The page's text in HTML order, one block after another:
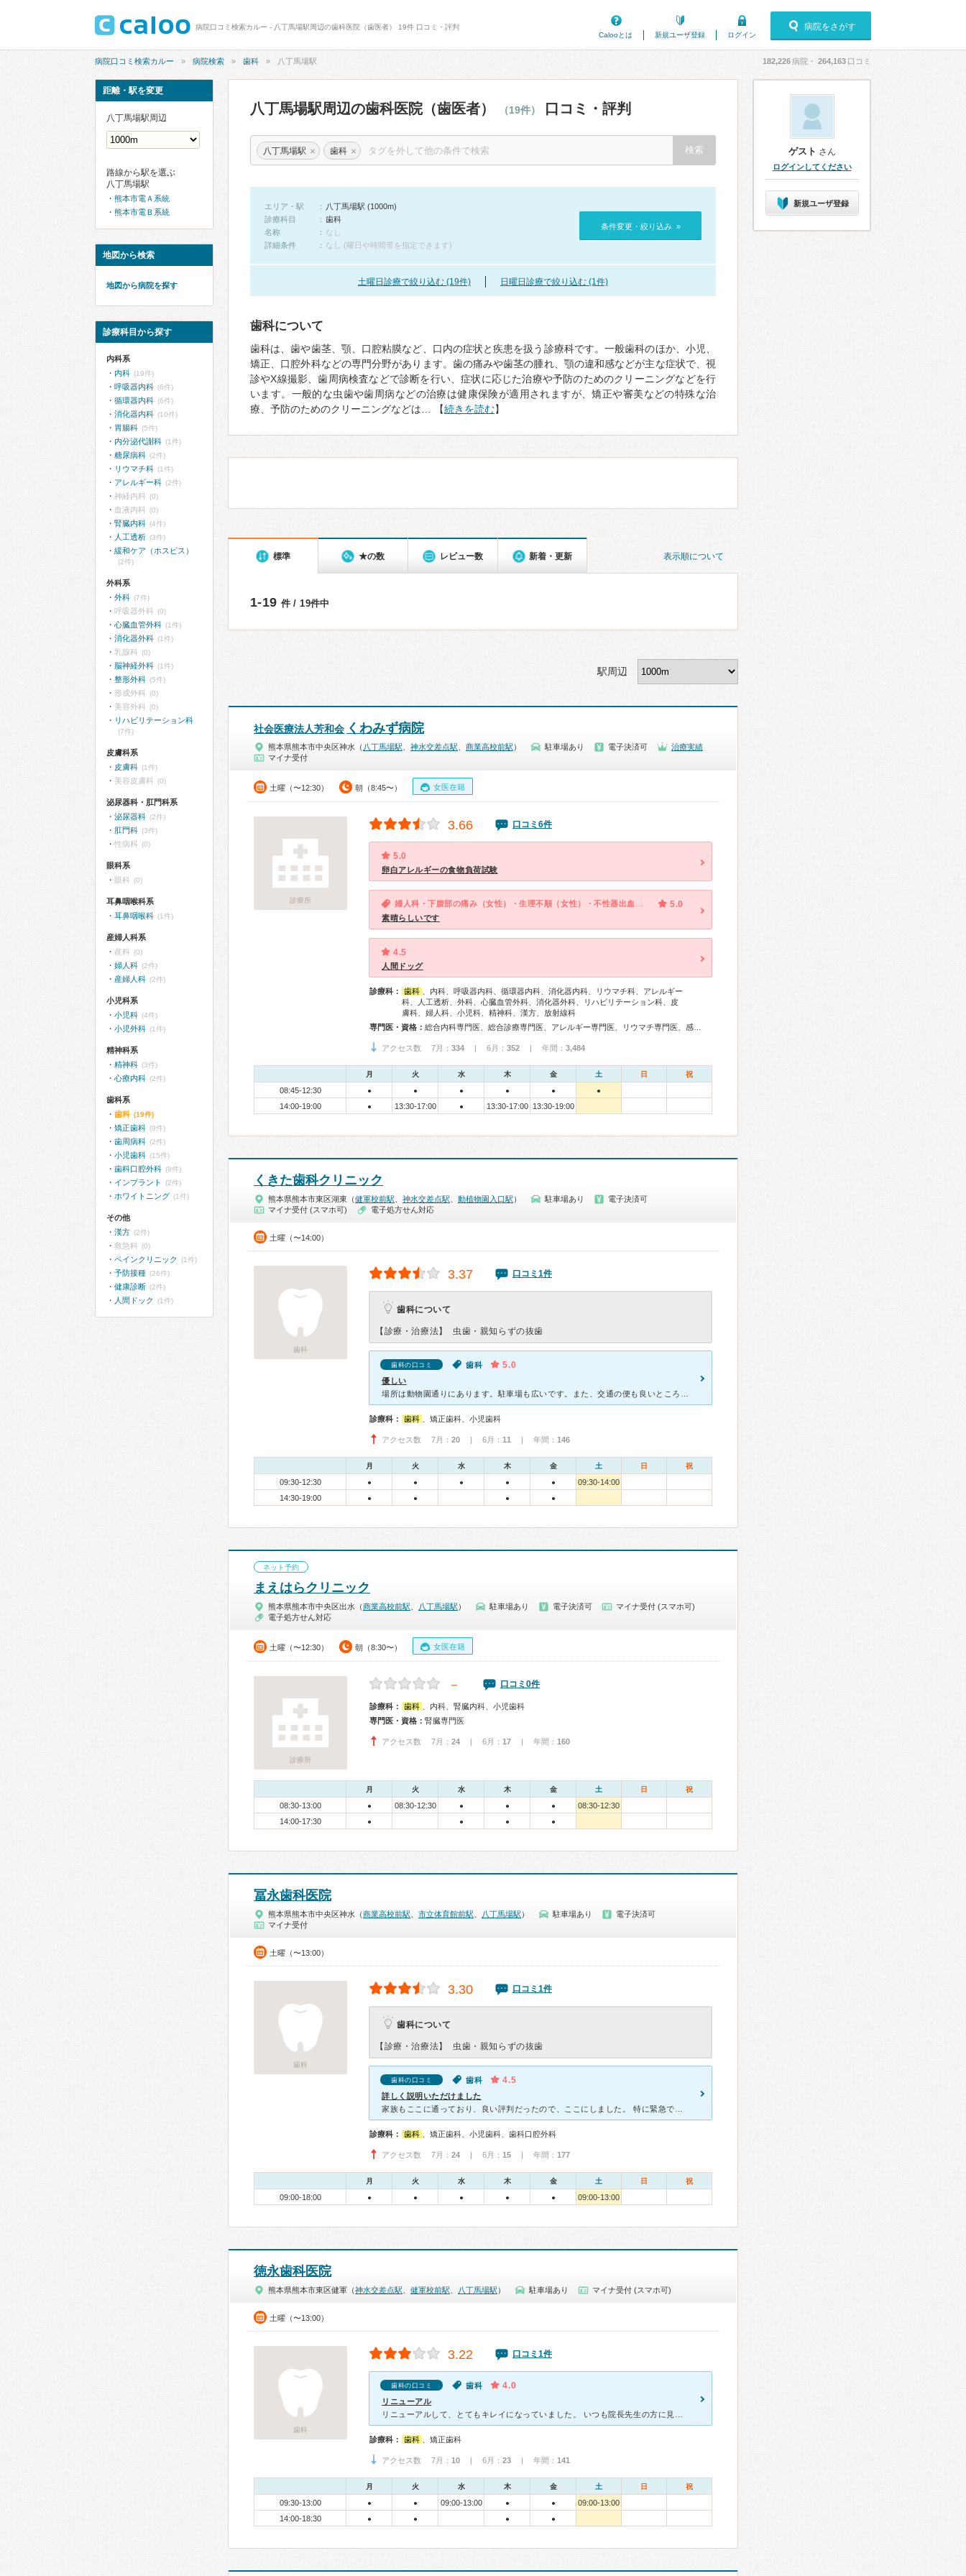
病院口コミ検索カルー - 八丁馬場駅周辺の歯科医院（歯医者） 19件 口コミ・評判
Calooとは
新規ユーザ登録 ログイン
病院をさがす
病院口コミ検索カルー 病院検索 歯科 八丁馬場駅 182,226病院・ 264,163 口コミ
八丁馬場駅周辺の歯科医院（歯医者） （19件） 口コミ・評判
八丁馬場駅 × 歯科 ×
エリア・駅
八丁馬場駅 (1000m)
診療科目
歯科
名称
なし
詳細条件
なし (曜日や時間帯を指定できます)
条件変更・絞り込み »
土曜日診療で絞り込む (19件) 日曜日診療で絞り込む (1件)
歯科について
歯科は、歯や歯茎、顎、口腔粘膜など、口内の症状と疾患を扱う診療科です。一般歯科のほか、小児、
矯正、口腔外科などの専門分野があります。歯の痛みや歯茎の腫れ、顎の違和感などが主な症状で、視
診やX線撮影、歯周病検査などで診断を行い、症状に応じた治療や予防のためのクリーニングなどを行
います。一般的な虫歯や歯周病などの治療は健康保険が適用されますが、矯正や審美などの特殊な治
療、予防のためのクリーニングなどは… 【続きを読む】
表示順について
標準 ★の数 レビュー数 新着・更新
1-19 件 / 19件中
駅周辺
社会医療法人芳和会 くわみず病院
熊本県熊本市中央区神水（ 八丁馬場駅 神水交差点駅 商業高校前駅 ） 駐車場あり 電子決済可
治療実績
マイナ受付
土曜（〜12:30） 朝（8:45〜） 女医在籍
診療所
3.66 口コミ6件
5.0
卵白アレルギーの食物負荷試験
5.0
素晴らしいです
4.5
人間ドッグ
診療科： 歯科
、内科、呼吸器内科、循環器内科、消化器内科、リウマチ科、アレルギー
科、人工透析、外科、心臓血管外科、消化器外科、リハビリテーション科、皮
膚科、婦人科、小児科、精神科、漢方、放射線科
専門医・資格：
アクセス数 7月： 334 | 6月： 352 | 年間： 3,484
月 火 水 木 金 土 日 祝
08:45-12:30 ● ● ● ● ● ●
14:00-19:00 ● 13:30-17:00 ● 13:30-17:00 13:30-19:00
くきた歯科クリニック
熊本県熊本市東区湖東（健軍校前駅 神水交差点駅 動植物園入口駅 ） 駐車場あり
電子決済可
マイナ受付 (スマホ可)
電子処方せん対応
土曜（〜14:00）
歯科
3.37 口コミ1件
歯科について
【診療・治療法】 虫歯・親知らずの抜歯
歯科の口コミ 歯科 5.0
優しい
診療科： 歯科 、矯正歯科、小児歯科
アクセス数 7月： 20 | 6月： 11 | 年間： 146
月 火 水 木 金 土 日 祝
09:30-12:30 ● ● ● ● ●
09:30-14:00
14:30-19:00
● ● ● ●
ネット予約
まえはらクリニック
熊本県熊本市中央区出水（商業高校前駅 八丁馬場駅 ） 駐車場あり 電子決済可
マイナ受付 (スマホ可)
電子処方せん対応
土曜（〜12:30） 朝（8:30〜） 女医在籍
診療所
－ 口コミ0件
診療科： 歯科
、内科、腎臓内科、小児歯科
専門医・資格： 腎臓専門医
アクセス数 7月： 24 | 6月： 17 | 年間： 160
月 火 水 木 金 土 日 祝
08:30-13:00 ● 08:30-12:30 ● ● ●
08:30-12:30
14:00-17:30
● ● ● ●
冨永歯科医院
熊本県熊本市中央区神水（商業高校前駅 市立体育館前駅 八丁馬場駅 ） 駐車場あり
電子決済可
マイナ受付
土曜（〜13:00）
歯科
3.30 口コミ1件
歯科について
【診療・治療法】 虫歯・親知らずの抜歯
歯科の口コミ 歯科 4.5
詳しく説明いただけました
診療科： 歯科 、矯正歯科、小児歯科、歯科口腔外科
アクセス数 7月： 24 | 6月： 15 | 年間： 177
月 火 水 木 金 土 日 祝
09:00-18:00 ● ● ● ● ● 09:00-13:00
徳永歯科医院
熊本県熊本市東区健軍（神水交差点駅 健軍校前駅 八丁馬場駅 ） 駐車場あり マイナ受付 (スマホ可)
土曜（〜13:00）
歯科
3.22 口コミ1件
歯科の口コミ 歯科 4.0
リニューアル
診療科： 歯科 、矯正歯科
アクセス数 7月： 10 | 6月： 23 | 年間： 141
月 火 水 木 金 土 日 祝
09:30-13:00 ● ● 09:00-13:00 ● ●
09:00-13:00
14:00-18:30
● ● ● ●
距離・駅を変更
八丁馬場駅周辺
路線から駅を選ぶ
八丁馬場駅
熊本市電Ａ系統
熊本市電Ｂ系統
地図から検索
地図から病院を探す
診療科目から探す
内科系
内科 (19件)
呼吸器内科 (6件)
循環器内科 (6件)
消化器内科 (10件)
胃腸科 (5件)
内分泌代謝科 (1件)
糖尿病科 (2件)
リウマチ科 (1件)
アレルギー科 (2件)
神経内科 (0)
血液内科 (0)
腎臓内科 (4件)
人工透析 (3件)
緩和ケア（ホスピス）
(2件)
外科系
外科 (7件)
呼吸器外科 (0)
心臓血管外科 (1件)
消化器外科 (1件)
乳腺科 (0)
脳神経外科 (1件)
整形外科 (5件)
形成外科 (0)
美容外科 (0)
リハビリテーション科
(7件)
皮膚科系
皮膚科 (1件)
美容皮膚科 (0)
泌尿器科・肛門科系
泌尿器科 (2件)
肛門科 (3件)
性病科 (0)
眼科系
眼科 (0)
耳鼻咽喉科系
耳鼻咽喉科 (1件)
産婦人科系
産科 (0)
婦人科 (2件)
産婦人科 (2件)
小児科系
小児科 (4件)
小児外科 (1件)
精神科系
精神科 (3件)
心療内科 (2件)
歯科系
歯科 (19件)
矯正歯科 (9件)
歯周病科 (2件)
小児歯科 (15件)
歯科口腔外科 (8件)
インプラント (2件)
ホワイトニング (1件)
その他
漢方 (2件)
救急科 (0)
ペインクリニック (1件)
予防接種 (26件)
健康診断 (2件)
人間ドック (1件)
ゲスト さん
ログインしてください
新規ユーザ登録